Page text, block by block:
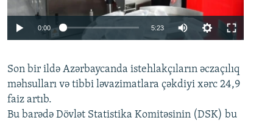
Auto 240p 360p 480p
720p 1080p
0:00 5:23
360p
480p
720p
Son bir ildə Azərbaycanda istehlakçıların əczaçılıq
məhsulları və tibbi ləvazimatlara çəkdiyi xərc 24,9
faiz artıb.
Bu barədə Dövlət Statistika Komitəsinin (DSK) bu